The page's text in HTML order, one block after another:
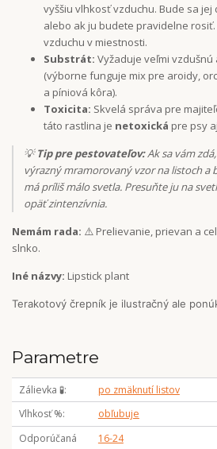
vyššiu vlhkosť vzduchu. Bude sa
alebo ak ju budete pravidelne
vzduchu v miestnosti.
Substrát: Vyžaduje veľmi
(výborne funguje mix pre aroidy,
a píniová kôra).
Toxicita: Skvelá správa pre
táto rastlina je netoxická pre psy
💡Tip pre pestovateľov:Ak sa vám
výrazný mramorovaný vzor na listoch a
má príliš málo svetla. Presuňte ju na
opäť zintenzívnia.
Nemám rada: ⚠️ Prelievanie, prievan a
slnko.
Iné názvy: Lipstick plant
Terakotový črepník je ilustračný ale
Parametre
Zálievka 🧪
po zmäknutí listov
Vlhkosť %
obľubuje
Odporúčaná
16-24